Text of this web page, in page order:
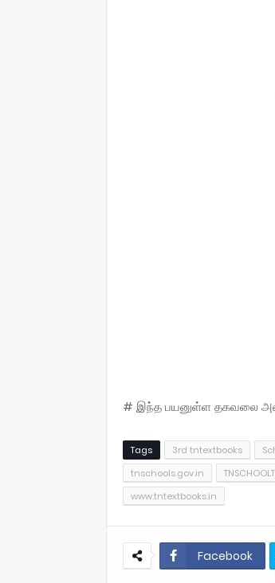
# இந்த பயனுள்ள தகவலை
Tags 3rd tntextbooks
tnschools.gov.in
www.tntextbooks.in
Facebook